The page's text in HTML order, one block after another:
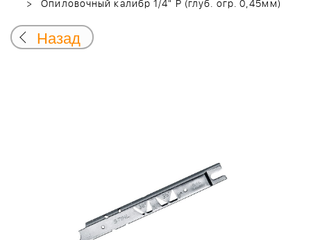
Опиловочный калибр 1/4" P (глуб. огр. 0,45мм)
Назад